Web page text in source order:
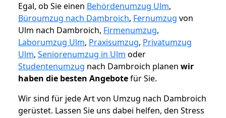
Egal, ob Sie einen Behördenumzug Ulm,
Büroumzug nach Dambroich, Fernumzug von
Ulm nach Dambroich, Firmenumzug,
Laborumzug Ulm, Praxisumzug, Privatumzug
Ulm, Seniorenumzug in Ulm oder
Studentenumzug nach Dambroich planen wir
haben die besten Angebotefür Sie.
Wir sind für jede Art von Umzug nach Dambroich
gerüstet. Lassen Sie uns dabei helfen, den Stress